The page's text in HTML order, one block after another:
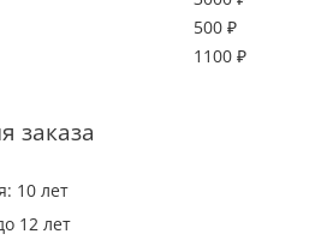
500 ₽
1100 ₽
заказа
10 лет
12 лет